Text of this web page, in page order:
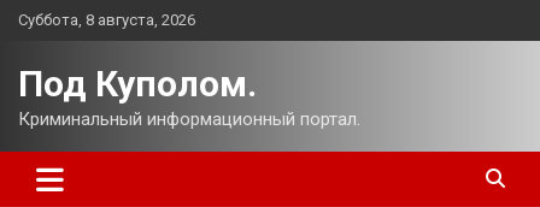
Перейти
Суббота, 8 августа, 2026
Под Куполом.
Криминальный информационный портал.